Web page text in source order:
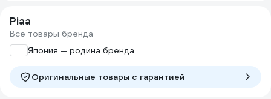
Piaa
Все товары бренда
Япония — родина бренда
Оригинальные товары c гарантией